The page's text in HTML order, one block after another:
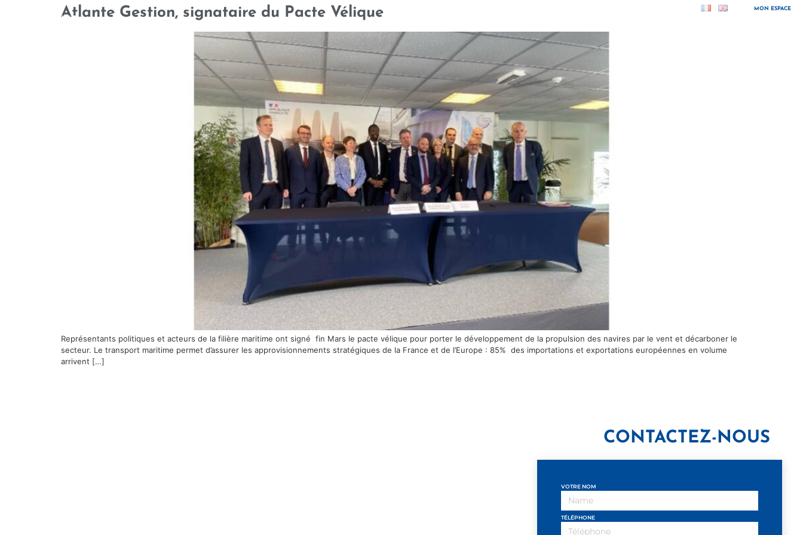
MON ESPACE
Atlante Gestion, signataire du Pacte Vélique
Représentants politiques et acteurs de la filière maritime ont signé fin Mars le pacte vélique pour porter le développement de la propulsion des navires par le vent et décarboner le
secteur. Le transport maritime permet d’assurer les approvisionnements stratégiques de la France et de l’Europe : 85% des importations et exportations européennes en volume
arrivent […]
CONTACTEZ-NOUS
VOTRE NOM
TÉLÉPHONE